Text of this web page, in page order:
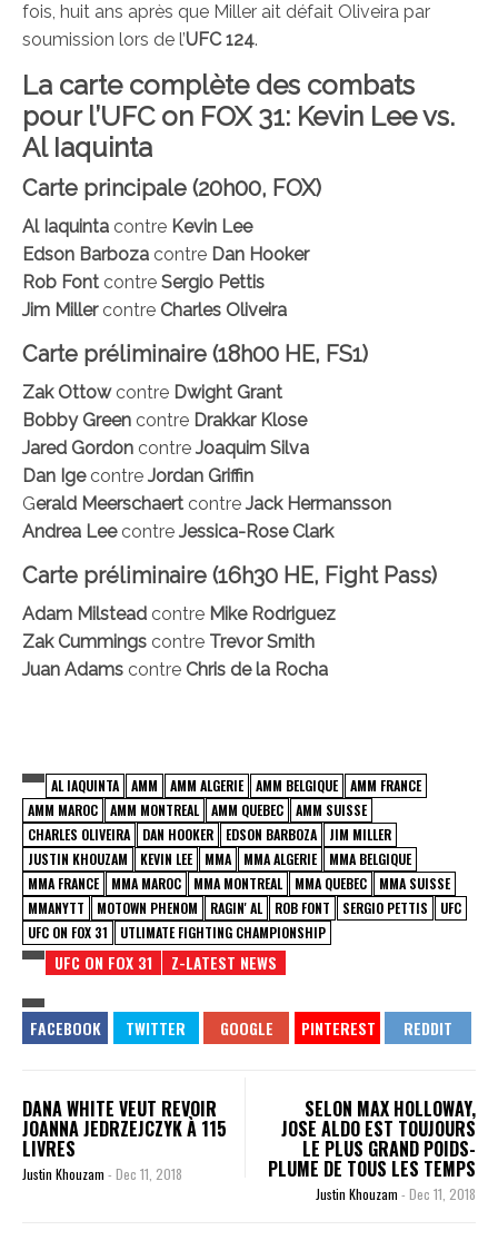
fois, huit ans après que Miller ait défait Oliveira par
soumission lors de l’UFC 124.
La carte complète des combats
pour l’UFC on FOX 31: Kevin Lee vs.
Al Iaquinta
Carte principale (20h00, FOX)
Al Iaquinta contre Kevin Lee
Edson Barboza contre Dan Hooker
Rob Font contre Sergio Pettis
Jim Millercontre Charles Oliveira
Carte préliminaire (18h00 HE, FS1)
Zak Ottowcontre Dwight Grant
Bobby Green contre Drakkar Klose
Jared Gordon contre Joaquim Silva
Dan Igecontre Jordan Griffin
Gerald Meerschaert contre Jack Hermansson
Andrea Leecontre Jessica-Rose Clark
Carte préliminaire (16h30 HE, Fight Pass)
Adam Milstead contre Mike Rodriguez
Zak Cummings contre Trevor Smith
Juan Adams contre Chris de la Rocha
AL IAQUINTA AMM AMM ALGERIE AMM BELGIQUE
AMM FRANCE
AMM MAROC
AMM MONTREAL AMM QUEBEC
AMM SUISSE
CHARLES OLIVEIRA
DAN HOOKER EDSON BARBOZA
JIM MILLER
JUSTIN KHOUZAM
KEVIN LEE MMA MMA ALGERIE
MMA BELGIQUE
MMA FRANCE
MMA MAROC MMA MONTREAL MMA QUEBEC
MMA SUISSE
MMANYTT
MOTOWN PHENOM RAGIN' AL ROB FONT SERGIO PETTIS
UFC
UFC ON FOX 31
UTLIMATE FIGHTING CHAMPIONSHIP
UFC ON FOX 31 Z-LATEST NEWS
DANA WHITE VEUT REVOIR
JOANNA JEDRZEJCZYK À 115
LIVRES
Justin Khouzam - Dec 11, 2018
SELON MAX HOLLOWAY,
JOSE ALDO EST TOUJOURS
LE PLUS GRAND POIDS-
PLUME DE TOUS LES TEMPS
Justin Khouzam - Dec 11, 2018